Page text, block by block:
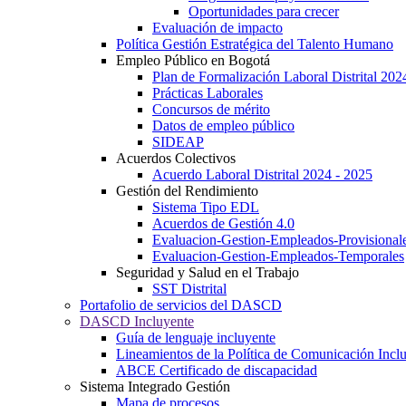
Oportunidades para crecer
Evaluación de impacto
Política Gestión Estratégica del Talento Humano
Empleo Público en Bogotá
Plan de Formalización Laboral Distrital
Prácticas Laborales
Concursos de mérito
Datos de empleo público
SIDEAP
Acuerdos Colectivos
Acuerdo Laboral Distrital 2024 - 2025
Gestión del Rendimiento
Sistema Tipo EDL
Acuerdos de Gestión 4.0
Evaluacion-Gestion-Empleados-
Evaluacion-Gestion-Empleados-Temporales
Seguridad y Salud en el Trabajo
SST Distrital
Portafolio de servicios del DASCD
DASCD Incluyente
Guía de lenguaje incluyente
Lineamientos de la Política de Comunicación
ABCE Certificado de discapacidad
Sistema Integrado Gestión
Mapa de procesos